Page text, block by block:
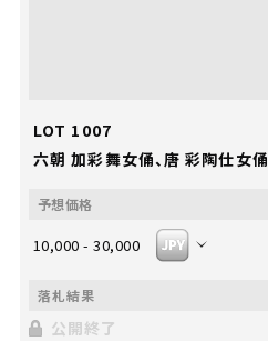
LOT 1007
六朝 加彩舞女俑、唐 彩陶仕女俑
10,000 - 30,000
公開終了